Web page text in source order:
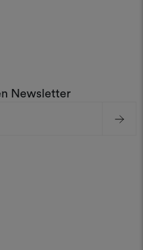
Newsletter